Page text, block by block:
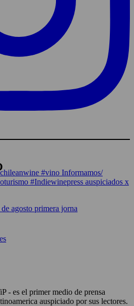
#vino Informamos/
#Indiewinepress auspiciados x
agosto primera jorna
- es el primer medio de prensa
auspiciado por sus lectores.